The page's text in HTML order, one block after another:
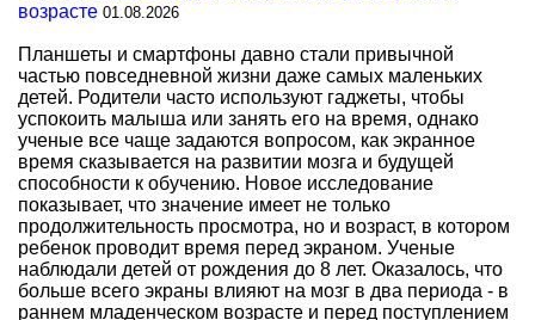
возрасте 01.08.2026
Планшеты и смартфоны давно стали привычной
частью повседневной жизни даже самых маленьких
детей. Родители часто используют гаджеты, чтобы
успокоить малыша или занять его на время, однако
ученые все чаще задаются вопросом, как экранное
время сказывается на развитии мозга и будущей
способности к обучению. Новое исследование
показывает, что значение имеет не только
продолжительность просмотра, но и возраст, в котором
ребенок проводит время перед экраном. Ученые
наблюдали детей от рождения до 8 лет. Оказалось, что
больше всего экраны влияют на мозг в два периода - в
раннем младенческом возрасте и перед поступлением